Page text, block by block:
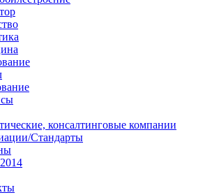
консалтинговые компании
Стандарты